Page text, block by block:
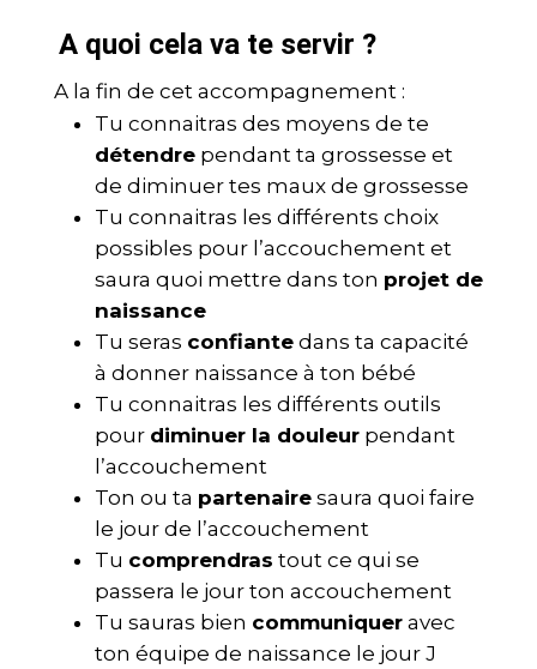
A quoi cela va te servir ?
A la fin de cet accompagnement :
Tu connaitras des moyens de te
détendrependant ta grossesse et
de diminuer tes maux de grossesse
Tu connaitras les différents choix
possibles pour l’accouchement et
saura quoi mettre dans ton projet de
naissance
Tu seras confiantedans ta capacité
à donner naissance à ton bébé
Tu connaitras les différents outils
pour diminuer la douleurpendant
l’accouchement
Ton ou ta partenairesaura quoi faire
le jour de l’accouchement
Tu comprendras tout ce qui se
passera le jour ton accouchement
Tu sauras bien communiqueravec
ton équipe de naissance le jour J